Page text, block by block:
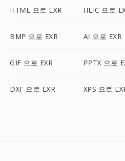
HTML 으로 EXR HEIC 으로
BMP 으로 EXR AI 으로 EXR
GIF 으로 EXR PPTX 으로
DXF 으로 EXR XPS 으로